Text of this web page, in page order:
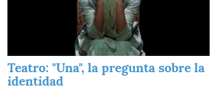
Teatro: "Una", la pregunta sobre la
identidad